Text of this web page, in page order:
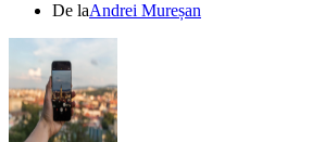
De laAndrei Mureșan